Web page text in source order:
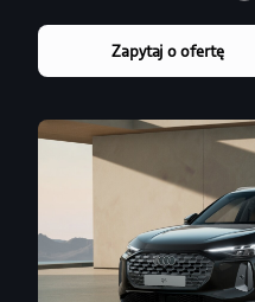
Zapytaj o ofertę